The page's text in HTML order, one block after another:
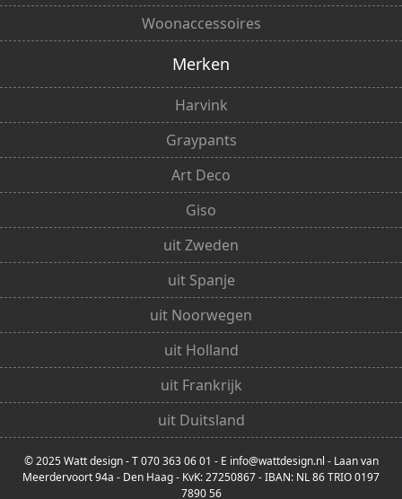
Woonaccessoires
Merken
Harvink
Graypants
Art Deco
Giso
uit Zweden
uit Spanje
uit Noorwegen
uit Holland
uit Frankrijk
uit Duitsland
© 2025 Watt design - T 070 363 06 01 - E info@wattdesign.nl - Laan van
Meerdervoort 94a - Den Haag - KvK: 27250867 - IBAN: NL 86 TRIO 0197
7890 56